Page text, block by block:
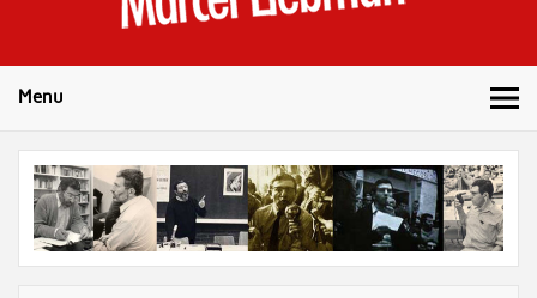
Menu